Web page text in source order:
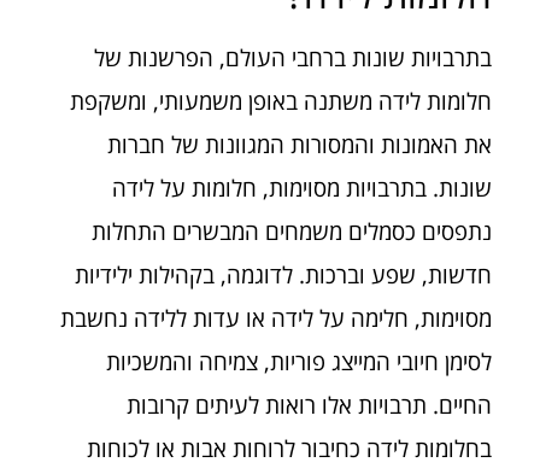
בתרבויות שונות ברחבי העולם, הפרשנות של
חלומות לידה משתנה באופן משמעותי, ומשקפת
את האמונות והמסורות המגוונות של חברות
שונות. בתרבויות מסוימות, חלומות על לידה
נתפסים כסמלים משמחים המבשרים התחלות
חדשות, שפע וברכות. לדוגמה, בקהילות ילידיות
מסוימות, חלימה על לידה או עדות ללידה נחשבת
לסימן חיובי המייצג פוריות, צמיחה והמשכיות
החיים. תרבויות אלו רואות לעיתים קרובות
בחלומות לידה כחיבור לרוחות אבות או לכוחות